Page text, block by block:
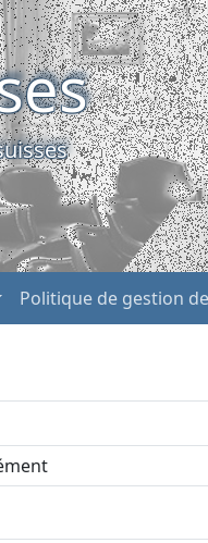
Politique de gestion